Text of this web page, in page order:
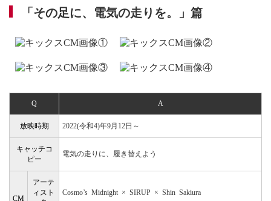
「その足に、電気の走りを。」篇
Q A
放映時期 2022(令和4)年9月12日～
キャッチコ
ピー
電気の走りに、履き替えよう
CM
アーテ
ィスト
Cosmo’s Midnight × SIRUP × Shin Sakiura